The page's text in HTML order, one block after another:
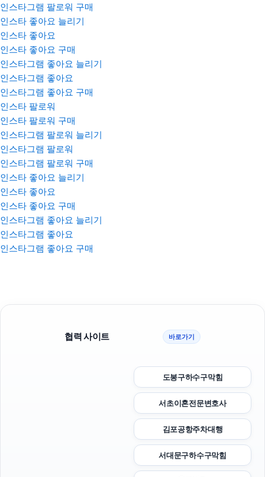
인스타그램 팔로워 구매
인스타 좋아요 늘리기
인스타 좋아요
인스타 좋아요 구매
인스타그램 좋아요 늘리기
인스타그램 좋아요
인스타그램 좋아요 구매
인스타 팔로워
인스타 팔로워 구매
인스타그램 팔로워 늘리기
인스타그램 팔로워
인스타그램 팔로워 구매
인스타 좋아요 늘리기
인스타 좋아요
인스타 좋아요 구매
인스타그램 좋아요 늘리기
인스타그램 좋아요
인스타그램 좋아요 구매
협력 사이트 바로가기
도봉구하수구막힘
서초이혼전문변호사
김포공항주차대행
서대문구하수구막힘